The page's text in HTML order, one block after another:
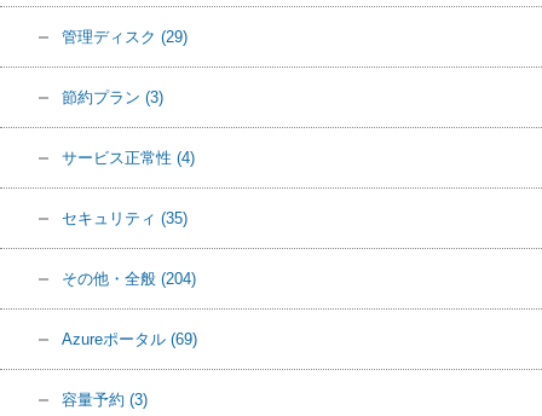
管理ディスク (29)
節約プラン (3)
サービス正常性 (4)
セキュリティ (35)
その他・全般 (204)
Azureポータル (69)
容量予約 (3)